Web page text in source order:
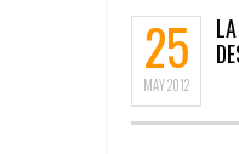
25
MAY2012